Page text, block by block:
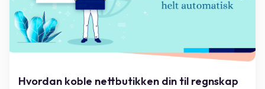
Hvordan koble nettbutikken din til regnskap